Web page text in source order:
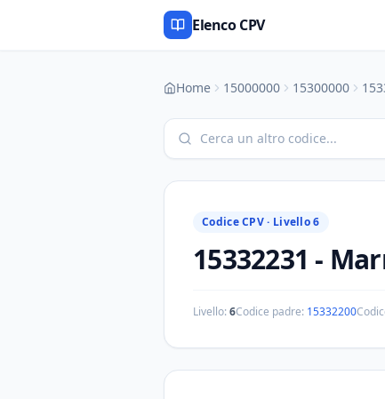
Elenco CPV
Home 15000000 15300000
Codice CPV · Livello 6
15332231 -
Livello:6Codice padre: 15332200